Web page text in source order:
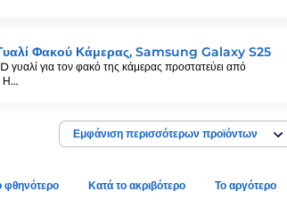
Φακού Κάμερας, Samsung Galaxy S25
γυαλί για τον φακό της κάμερας προστατεύει από
Η…
Εμφάνιση περισσότερων προϊόντων
φθηνότερο Κατά το ακριβότερο Το αργότερο